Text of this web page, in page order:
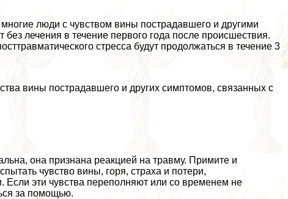
люди с чувством вины пострадавшего и другими
лечения в течение первого года после происшествия.
стресса будут продолжаться в течение 3
вины пострадавшего и других симптомов, связанных с
она признана реакцией на травму. Примите и
чувство вины, горя, стpaxa и потери,
эти чувства переполняют или со временем не
за помощью.